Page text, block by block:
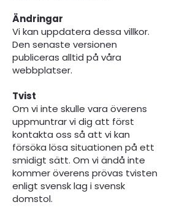
Ändringar
Vi kan uppdatera dessa villkor.
Den senaste versionen
publiceras alltid på våra
webbplatser.
Tvist
Om vi inte skulle vara överens
uppmuntrar vi dig att först
kontakta oss så att vi kan
försöka lösa situationen på ett
smidigt sätt. Om vi ändå inte
kommer överens prövas tvisten
enligt svensk lag i svensk
domstol.